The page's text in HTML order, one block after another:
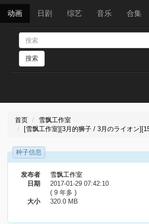
动画 日剧 综艺 音乐 合集
搜索
首页
雪飘工作室
[雪飘工作室][3月的狮子 / 3月のライオン
种子信息
发布者
雪飘工作室
日期
2017-01-29 07:42:10
( 9 年多 )
大小
320.0 MB